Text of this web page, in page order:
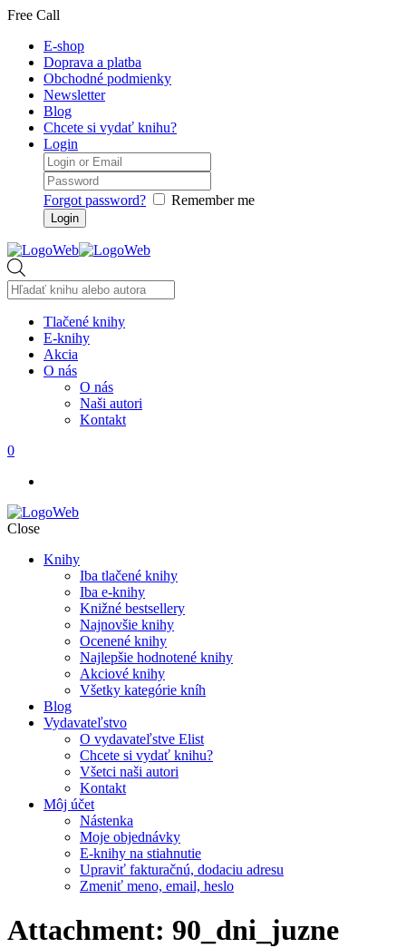
Free Call
E-shop
Doprava a platba
Obchodné podmienky
Newsletter
Blog
Chcete si vydať knihu?
Login
Forgot password? Remember me
search
Tlačené knihy
E-knihy
Akcia
O nás
O nás
Naši autori
Kontakt
0
Close
Knihy
Iba tlačené knihy
Iba e-knihy
Knižné bestsellery
Najnovšie knihy
Ocenené knihy
Najlepšie hodnotené knihy
Akciové knihy
Všetky kategórie kníh
Blog
Vydavateľstvo
O vydavateľstve Elist
Chcete si vydať knihu?
Všetci naši autori
Kontakt
Môj účet
Nástenka
Moje objednávky
E-knihy na stiahnutie
Upraviť fakturačnú, dodaciu adresu
Zmeniť meno, email, heslo
Attachment: 90_dni_juzne